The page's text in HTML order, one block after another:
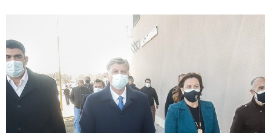
BUSCADOR DE NORMATIVAS